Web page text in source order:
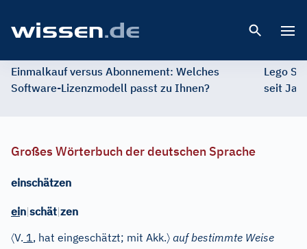
Einmalkauf versus Abonnement: Welches
Software-Lizenzmodell passt zu Ihnen?
Lego
seit
Großes Wörterbuch der deutschen Sprache
einschätzen
ein|schät|zen
〈V. 1, hat eingeschätzt; mit Akk.〉 auf bestimmte Weise